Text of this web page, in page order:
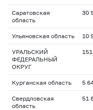
Саратовская
область
30
Ульяновская область 10
УРАЛЬСКИЙ
ФЕДЕРАЛЬНЫЙ
ОКРУГ
Курганская область 5
Свердловская
область
51